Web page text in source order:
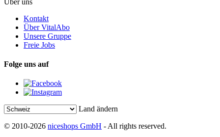
Kontakt
Über VitalAbo
Unsere Gruppe
Freie Jobs
Folge uns auf
Land ändern
© 2010-2026 niceshops GmbH - All rights reserved.